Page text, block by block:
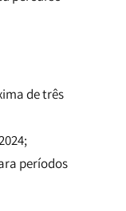
de três
períodos